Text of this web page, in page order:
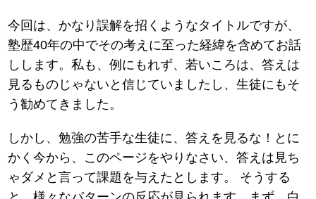
今回は、かなり誤解を招くようなタイトルですが、
塾歴40年の中でその考えに至った経緯を含めてお話
しします。私も、例にもれず、若いころは、答えは
見るものじゃないと信じていましたし、生徒にもそ
う勧めてきました。
しかし、勉強の苦手な生徒に、答えを見るな！とに
かく今から、このページをやりなさい、答えは見ち
ゃダメと言って課題を与えたとします。 そうする